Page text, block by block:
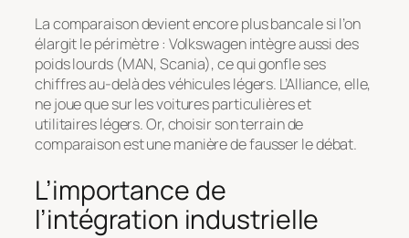
La comparaison devient encore plus bancale si l’on
élargit le périmètre : Volkswagen intègre aussi des
poids lourds (MAN, Scania), ce qui gonfle ses
chiffres au-delà des véhicules légers. L’Alliance, elle,
ne joue que sur les voitures particulières et
utilitaires légers. Or, choisir son terrain de
comparaison est une manière de fausser le débat.
L’importance de
l’intégration industrielle